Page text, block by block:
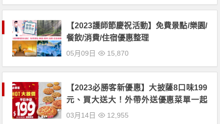
【2023護師節慶祝活動】免費景點/樂園/
餐飲/消費/住宿優惠整理
05月09日 15,870
【2023必勝客新優惠】大披薩8口味199
元、買大送大！外帶外送優惠菜單一起
看
03月14日 12,955